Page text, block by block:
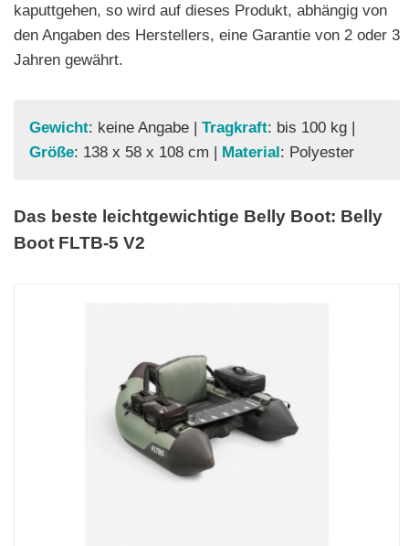
kaputtgehen, so wird auf dieses Produkt, abhängig von
den Angaben des Herstellers, eine Garantie von 2 oder 3
Jahren gewährt.
Gewicht: keine Angabe | Tragkraft: bis 100 kg |
Größe: 138 x 58 x 108 cm | Material: Polyester
Das beste leichtgewichtige Belly Boot: Belly
Boot FLTB-5 V2